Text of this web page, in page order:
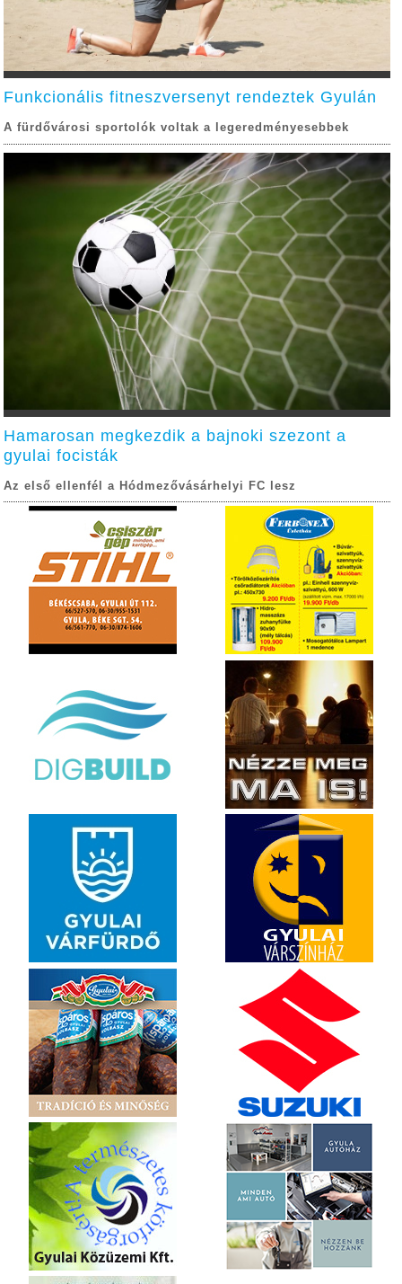
Funkcionális fitneszversenyt rendeztek Gyulán
A fürdővárosi sportolók voltak a legeredményesebbek
Hamarosan megkezdik a bajnoki szezont a
gyulai focisták
Az első ellenfél a Hódmezővásárhelyi FC lesz